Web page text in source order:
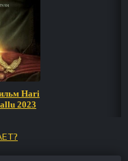
Hari
2023